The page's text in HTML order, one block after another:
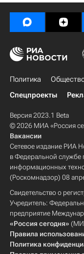
Политика
Спецпроекты
Версия 2023.1 Beta
© 2026 МИА «Россия
Вакансии
Сетевое издание РИА
в Федеральной службе
информационных
(Роскомнадзор) 08
Свидетельство о
Учредитель:
предприятие
«Россия сегодня»
Правила
Политика